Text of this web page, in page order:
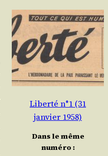
Liberté n°1 (31
janvier 1958)
Dans le même
numéro :